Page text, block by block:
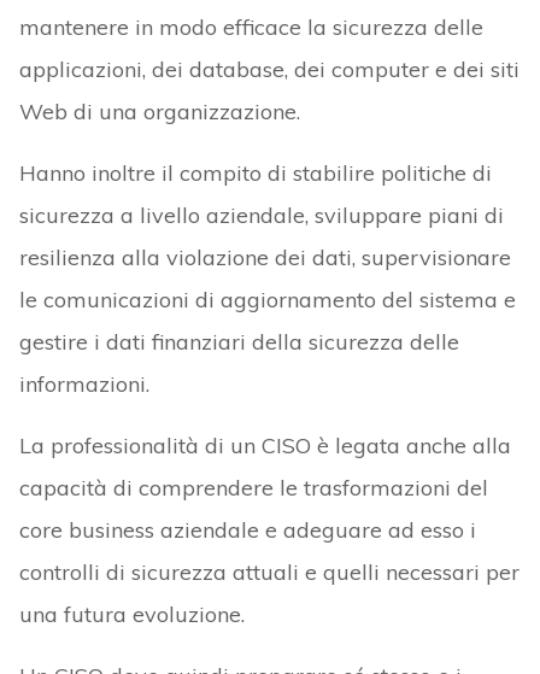
mantenere in modo efficace la sicurezza delle
applicazioni, dei database, dei computer e dei siti
Web di una organizzazione.
Hanno inoltre il compito di stabilire politiche di
sicurezza a livello aziendale, sviluppare piani di
resilienza alla violazione dei dati, supervisionare
le comunicazioni di aggiornamento del sistema e
gestire i dati finanziari della sicurezza delle
informazioni.
La professionalità di un CISO è legata anche alla
capacità di comprendere le trasformazioni del
core business aziendale e adeguare ad esso i
controlli di sicurezza attuali e quelli necessari per
una futura evoluzione.